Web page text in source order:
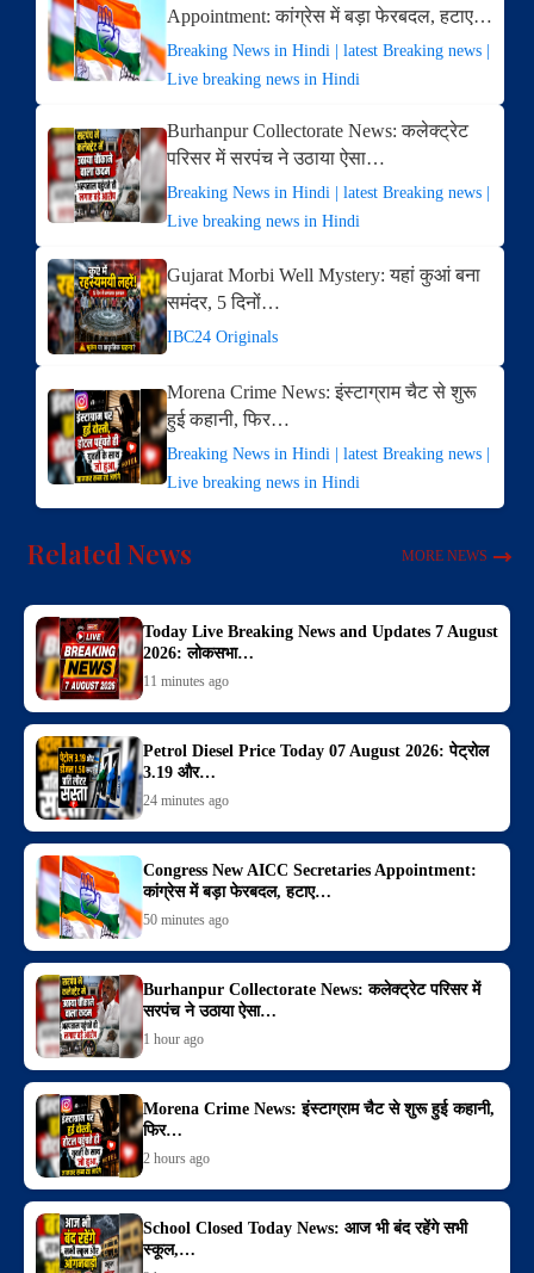
Appointment: कांग्रेस में बड़ा फेरबदल, हटाए…
Breaking News in Hindi | latest Breaking news |
Live breaking news in Hindi
Burhanpur Collectorate News: कलेक्ट्रेट
परिसर में सरपंच ने उठाया ऐसा…
Breaking News in Hindi | latest Breaking news |
Live breaking news in Hindi
Gujarat Morbi Well Mystery: यहां कुआं बना
समंदर, 5 दिनों…
IBC24 Originals
Morena Crime News: इंस्टाग्राम चैट से शुरू
हुई कहानी, फिर…
Breaking News in Hindi | latest Breaking news |
Live breaking news in Hindi
Related News MORE NEWS
Today Live Breaking News and Updates 7 August
2026: लोकसभा…
11 minutes ago
Petrol Diesel Price Today 07 August 2026: पेट्रोल
3.19 और…
24 minutes ago
Congress New AICC Secretaries Appointment:
कांग्रेस में बड़ा फेरबदल, हटाए…
50 minutes ago
Burhanpur Collectorate News: कलेक्ट्रेट परिसर में
सरपंच ने उठाया ऐसा…
1 hour ago
Morena Crime News: इंस्टाग्राम चैट से शुरू हुई कहानी,
फिर…
2 hours ago
School Closed Today News: आज भी बंद रहेंगे सभी
स्कूल,…